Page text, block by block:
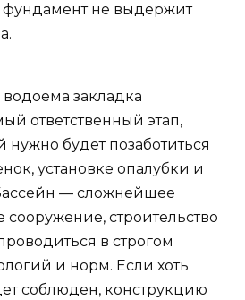
фундамент не выдержит
закладка
ответственный этап,
будет позаботиться
установке опалубки и
— сложнейшее
сооружение, строительство
в строгом
и норм. Если хоть
соблюден, конструкцию